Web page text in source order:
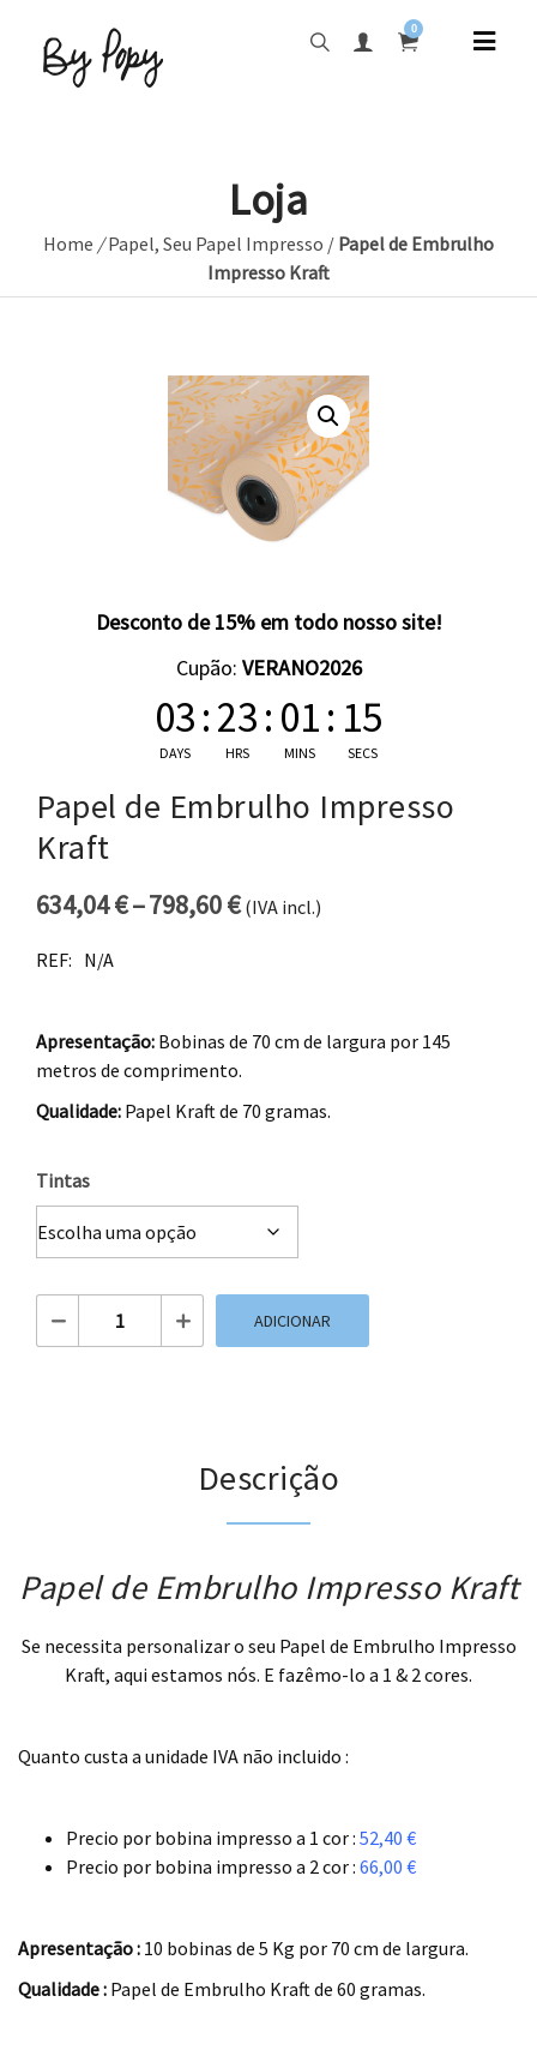
0
Loja
Home /Papel, Seu Papel Impresso / Papel de Embrulho
Impresso Kraft
Desconto de 15% em todo nosso site!
Cupão: VERANO2026
03
DAYS
:23
HRS
: 01
MINS
: 14
SECS
Papel de Embrulho Impresso
Kraft
634,04€–798,60€
Price range: 634,04 €
(IVA incl.)
REF: N/A
Apresentação: Bobinas de 70 cm de largura por 145
metros de comprimento.
Qualidade: Papel Kraft de 70 gramas.
Tintas
Quantidade de Papel de Embrulho Impresso Kraft
ADICIONAR
Descrição
Papel de Embrulho Impresso Kraft
Se necessita personalizar o seu Papel de Embrulho Impresso
Kraft, aqui estamos nós. E fazêmo-lo a 1 & 2 cores.
Quanto custa a unidade IVA não incluido :
Precio por bobina impresso a 1 cor : 52,40 €
Precio por bobina impresso a 2 cor : 66,00 €
Apresentação : 10 bobinas de 5 Kg por 70 cm de largura.
Qualidade : Papel de Embrulho Kraft de 60 gramas.